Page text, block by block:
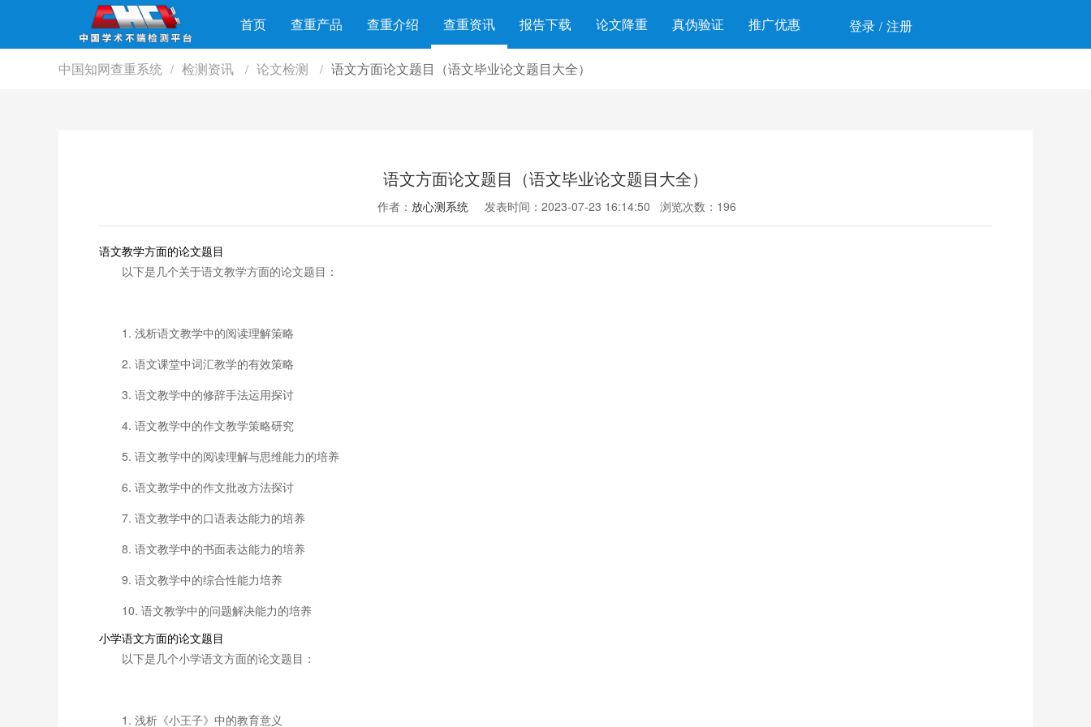
首页 查重产品 查重介绍 查重资讯 报告下载 论文降重 真伪验证 推广优惠 登录 / 注册
中国知网查重系统 / 检测资讯 / 论文检测 / 语文方面论文题目（语文毕业论文题目大全）
语文方面论文题目（语文毕业论文题目大全）
作者： 放心测系统 发表时间：2023-07-23 16:14:50 浏览次数：196
语文教学方面的论文题目
以下是几个关于语文教学方面的论文题目：
1. 浅析语文教学中的阅读理解策略
2. 语文课堂中词汇教学的有效策略
3. 语文教学中的修辞手法运用探讨
4. 语文教学中的作文教学策略研究
5. 语文教学中的阅读理解与思维能力的培养
6. 语文教学中的作文批改方法探讨
7. 语文教学中的口语表达能力的培养
8. 语文教学中的书面表达能力的培养
9. 语文教学中的综合性能力培养
10. 语文教学中的问题解决能力的培养
小学语文方面的论文题目
以下是几个小学语文方面的论文题目：
1. 浅析《小王子》中的教育意义